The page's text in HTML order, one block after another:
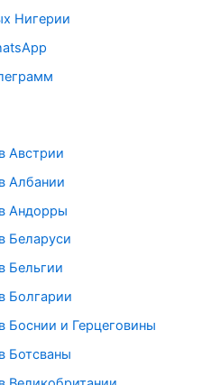
Нигерии
Австрии
Албании
Андорры
Беларуси
Бельгии
Болгарии
Боснии и Герцеговины
Ботсваны